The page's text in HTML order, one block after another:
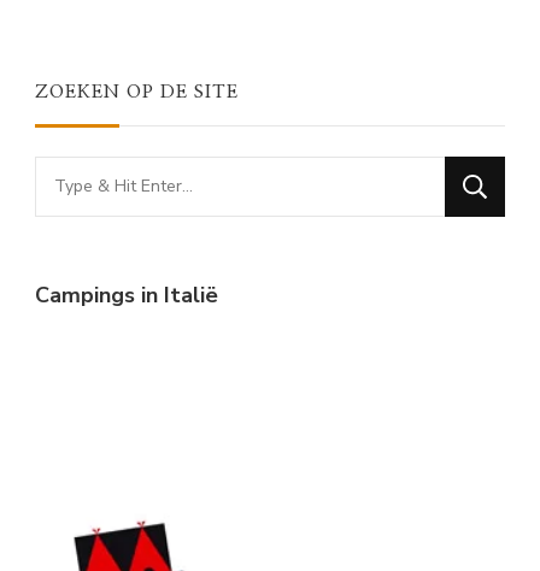
ZOEKEN OP DE SITE
Looking
for
Campings in Italië